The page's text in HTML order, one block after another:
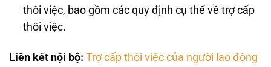
thôi việc, bao gồm các quy định cụ thể về trợ cấp
thôi việc.
Liên kết nội bộ: Trợ cấp thôi việc của người lao động